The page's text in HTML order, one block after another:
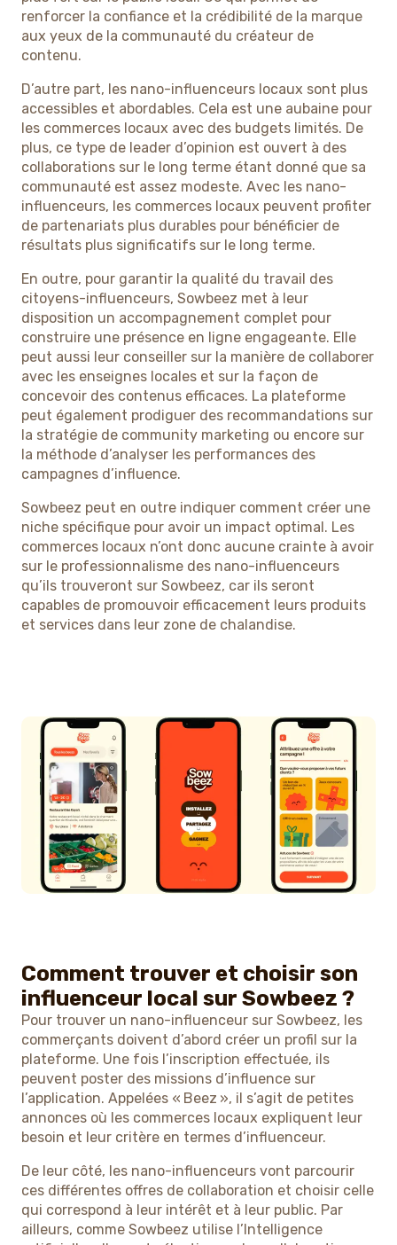
renforcer la confiance et la crédibilité de la marque
aux yeux de la communauté du créateur de
contenu.
D’autre part, les nano-influenceurs locaux sont plus
accessibles et abordables. Cela est une aubaine pour
les commerces locaux avec des budgets limités. De
plus, ce type de leader d’opinion est ouvert à des
collaborations sur le long terme étant donné que sa
communauté est assez modeste. Avec les nano-
influenceurs, les commerces locaux peuvent profiter
de partenariats plus durables pour bénéficier de
résultats plus significatifs sur le long terme.
En outre, pour garantir la qualité du travail des
citoyens-influenceurs, Sowbeez met à leur
disposition un accompagnement complet pour
construire une présence en ligne engageante. Elle
peut aussi leur conseiller sur la manière de collaborer
avec les enseignes locales et sur la façon de
concevoir des contenus efficaces. La plateforme
peut également prodiguer des recommandations sur
la stratégie de community marketing ou encore sur
la méthode d’analyser les performances des
campagnes d’influence.
Sowbeez peut en outre indiquer comment créer une
niche spécifique pour avoir un impact optimal. Les
commerces locaux n’ont donc aucune crainte à avoir
sur le professionnalisme des nano-influenceurs
qu’ils trouveront sur Sowbeez, car ils seront
capables de promouvoir efficacement leurs produits
et services dans leur zone de chalandise.
Comment trouver et choisir son
influenceur local sur Sowbeez ?
Pour trouver un nano-influenceur sur Sowbeez, les
commerçants doivent d’abord créer un profil sur la
plateforme. Une fois l’inscription effectuée, ils
peuvent poster des missions d’influence sur
l’application. Appelées « Beez », il s’agit de petites
annonces où les commerces locaux expliquent leur
besoin et leur critère en termes d’influenceur.
De leur côté, les nano-influenceurs vont parcourir
ces différentes offres de collaboration et choisir celle
qui correspond à leur intérêt et à leur public. Par
ailleurs, comme Sowbeez utilise l’Intelligence